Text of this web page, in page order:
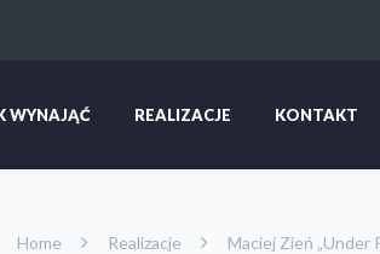
WYNAJĄĆ REALIZACJE KONTAKT
Home Realizacje Maciej Zień „Under